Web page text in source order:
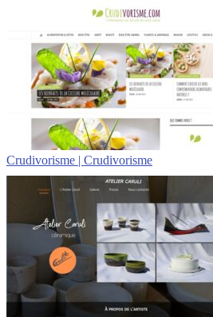
Crudivo­ris­me | Crudivo­ris­me